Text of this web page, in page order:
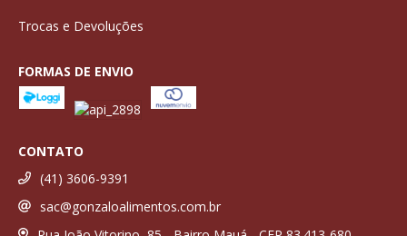
Trocas e Devoluções
FORMAS DE ENVIO
CONTATO
(41) 3606-9391
sac@gonzaloalimentos.com.br